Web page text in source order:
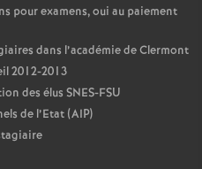
pour examens, oui au paiement
dans l’académie de Clermont
2012-2013
des élus SNES-FSU
de l’Etat (AIP)